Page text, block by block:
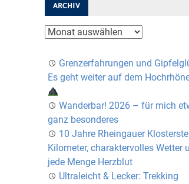
ARCHIV
Archiv
Grenzerfahrungen und
Es geht weiter auf dem
Wanderbar! 2026 – für mich
ganz besonderes
10 Jahre Rheingauer
Kilometer, charaktervolles Wetter
jede Menge Herzblut
Ultraleicht & Lecker: Trekking